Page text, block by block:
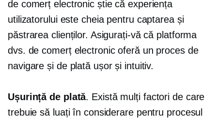
de comerț electronic știe că experiența
utilizatorului este cheia pentru captarea și
păstrarea clienților. Asigurați-vă că platforma
dvs. de comerț electronic oferă un proces de
navigare și de plată ușor și intuitiv.
Ușurință de plată. Există mulți factori de care
trebuie să luați în considerare pentru procesul